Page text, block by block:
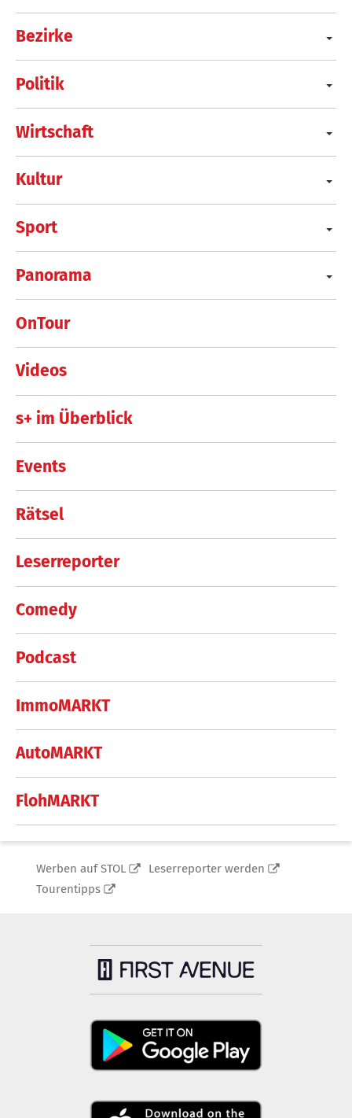
Bezirke
Politik
Wirtschaft
Kultur
Sport
Panorama
OnTour
Videos
s+ im Überblick
Events
Rätsel
Leserreporter
Comedy
Podcast
ImmoMARKT
AutoMARKT
FlohMARKT
Werben auf STOL
Leserreporter werden
Tourentipps